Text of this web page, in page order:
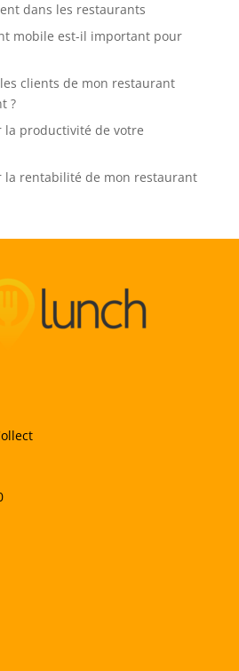
dans les restaurants
mobile est-il important pour
clients de mon restaurant
?
la productivité de votre
la rentabilité de mon restaurant